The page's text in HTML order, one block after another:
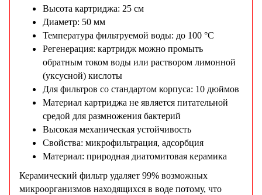
Высота картриджа: 25 см
Диаметр: 50 мм
Температура фильтруемой воды: до 100 °С
Регенерация: картридж можно промыть
обратным током воды или раствором лимонной
(уксусной) кислоты
Для фильтров со стандартом корпуса: 10 дюймов
Материал картриджа не является питательной
средой для размножения бактерий
Высокая механическая устойчивость
Свойства: микрофильтрация, адсорбция
Материал: природная диатомитовая керамика
Керамический фильтр удаляет 99% возможных
микроорганизмов находящихся в воде потому, что